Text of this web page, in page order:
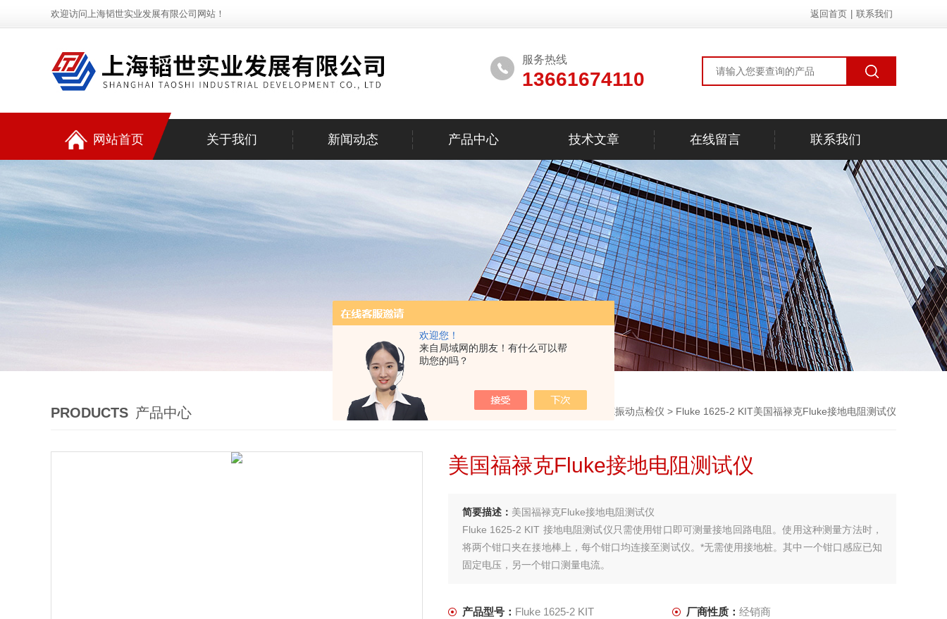
欢迎您！
来自局域网的朋友！有什么可以帮
助您的吗？
欢迎访问上海韬世实业发展有限公司网站！ 返回首页 联系我们
服务热线
13661674110
网站首页 关于我们 新闻动态 产品中心 技术文章 在线留言 联系我们
PRODUCTS 产品中心 首页 产品中心>美国福禄克FLUKE>FLUKE振动点检仪 > Fluke 1625-2 KIT美国福禄克Fluke接地电阻测试仪
美国福禄克Fluke接地电阻测试仪
简要描述： 美国福禄克Fluke接地电阻测试仪
Fluke 1625-2 KIT 接地电阻测试仪只需使用钳口即可测量接地回路电阻。使用这种测量方法时，
将两个钳口夹在接地棒上，每个钳口均连接至测试仪。*无需使用接地桩。其中一个钳口感应已知
固定电压，另一个钳口测量电流。
产品型号： Fluke 1625-2 KIT 厂商性质： 经销商